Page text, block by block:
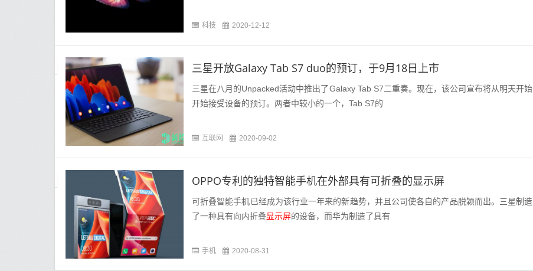
科技 2020-12-12
三星开放Galaxy Tab S7 duo的预订，于9月18日上市
三星在八月的Unpacked活动中推出了Galaxy Tab S7二重奏。现在，该公司宣布将从明天开始
开始接受设备的预订。两者中较小的一个，Tab S7的
互联网 2020-09-02
OPPO专利的独特智能手机在外部具有可折叠的显示屏
可折叠智能手机已经成为该行业一年来的新趋势，并且公司使各自的产品脱颖而出。三星制造
了一种具有向内折叠显示屏的设备，而华为制造了具有
手机 2020-08-31